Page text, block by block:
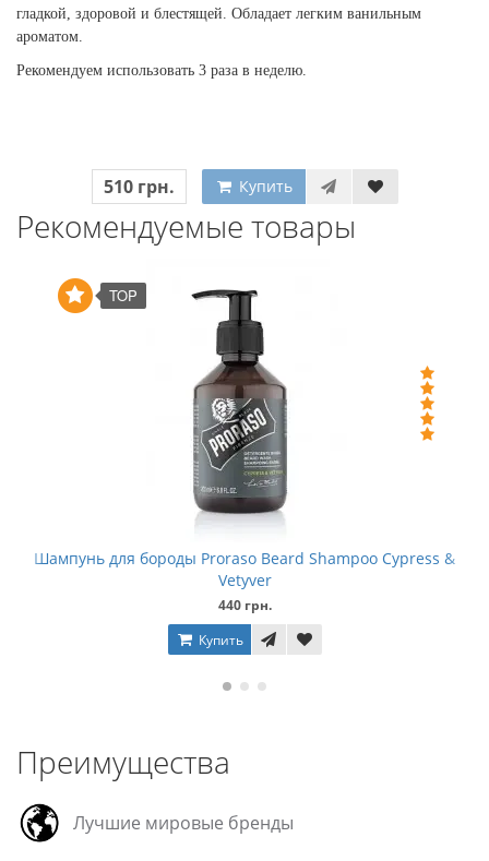
гладкой, здоровой и блестящей. Обладает легким ванильным
ароматом.
Рекомендуем использовать 3 раза в неделю.
510 грн. Купить
Рекомендуемые товары
TOP
Шампунь для бороды Proraso Beard Shampoo Cypress &
Vetyver
440 грн.
Купить
Преимущества
Лучшие мировые бренды